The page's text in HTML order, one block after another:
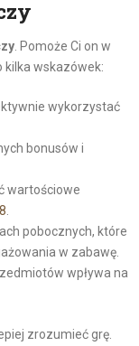
. Pomoże Ci on w
kilka wskazówek:
wykorzystać
bonusów i
wartościowe
8
pobocznych, które
w zabawę.
wpływa na
zrozumieć grę.